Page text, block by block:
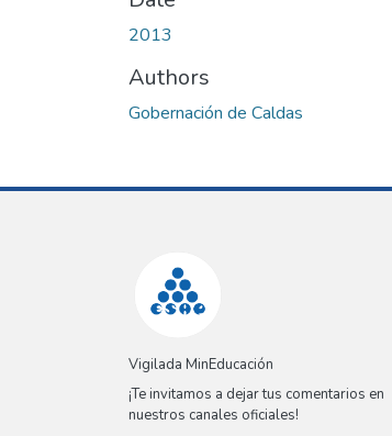
2013
Authors
Gobernación de Caldas
Vigilada MinEducación
¡Te invitamos a dejar tus comentarios en
nuestros canales oficiales!